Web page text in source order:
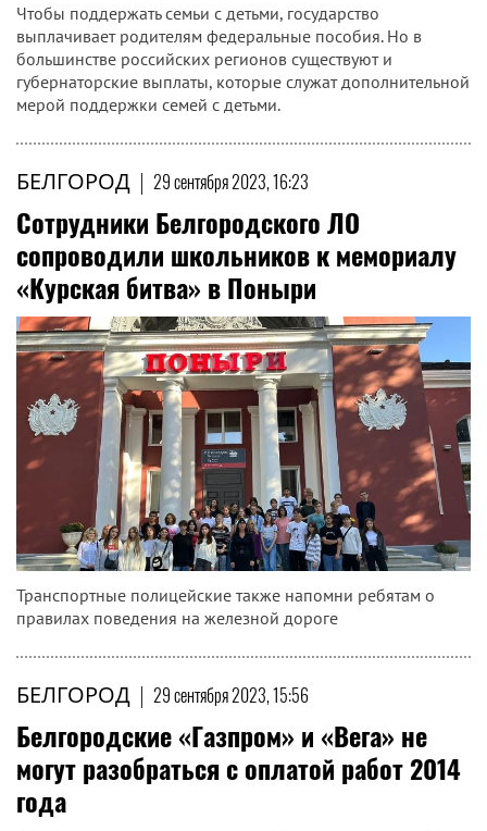
Чтобы поддержать семьи с детьми, государство
выплачивает родителям федеральные пособия. Но в
большинстве российских регионов существуют и
губернаторские выплаты, которые служат дополнительной
мерой поддержки семей с детьми.
БЕЛГОРОД | 29 сентября 2023, 16:23
Сотрудники Белгородского ЛО
сопроводили школьников к мемориалу
«Курская битва» в Поныри
Транспортные полицейские также напомни ребятам о
правилах поведения на железной дороге
БЕЛГОРОД | 29 сентября 2023, 15:56
Белгородские «Газпром» и «Вега» не
могут разобраться с оплатой работ 2014
года